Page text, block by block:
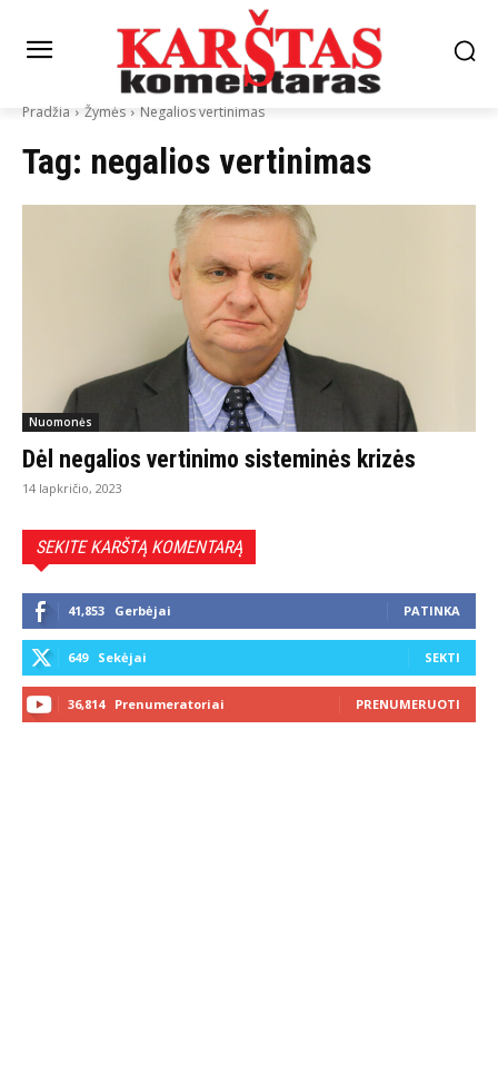
Pradžia Žymės Negalios vertinimas
Tag: negalios vertinimas
Nuomonės
Dėl negalios vertinimo sisteminės krizės
14 lapkričio, 2023
SEKITE KARŠTĄ KOMENTARĄ
41,853 Gerbėjai PATINKA
649 Sekėjai SEKTI
36,814 Prenumeratoriai PRENUMERUOTI